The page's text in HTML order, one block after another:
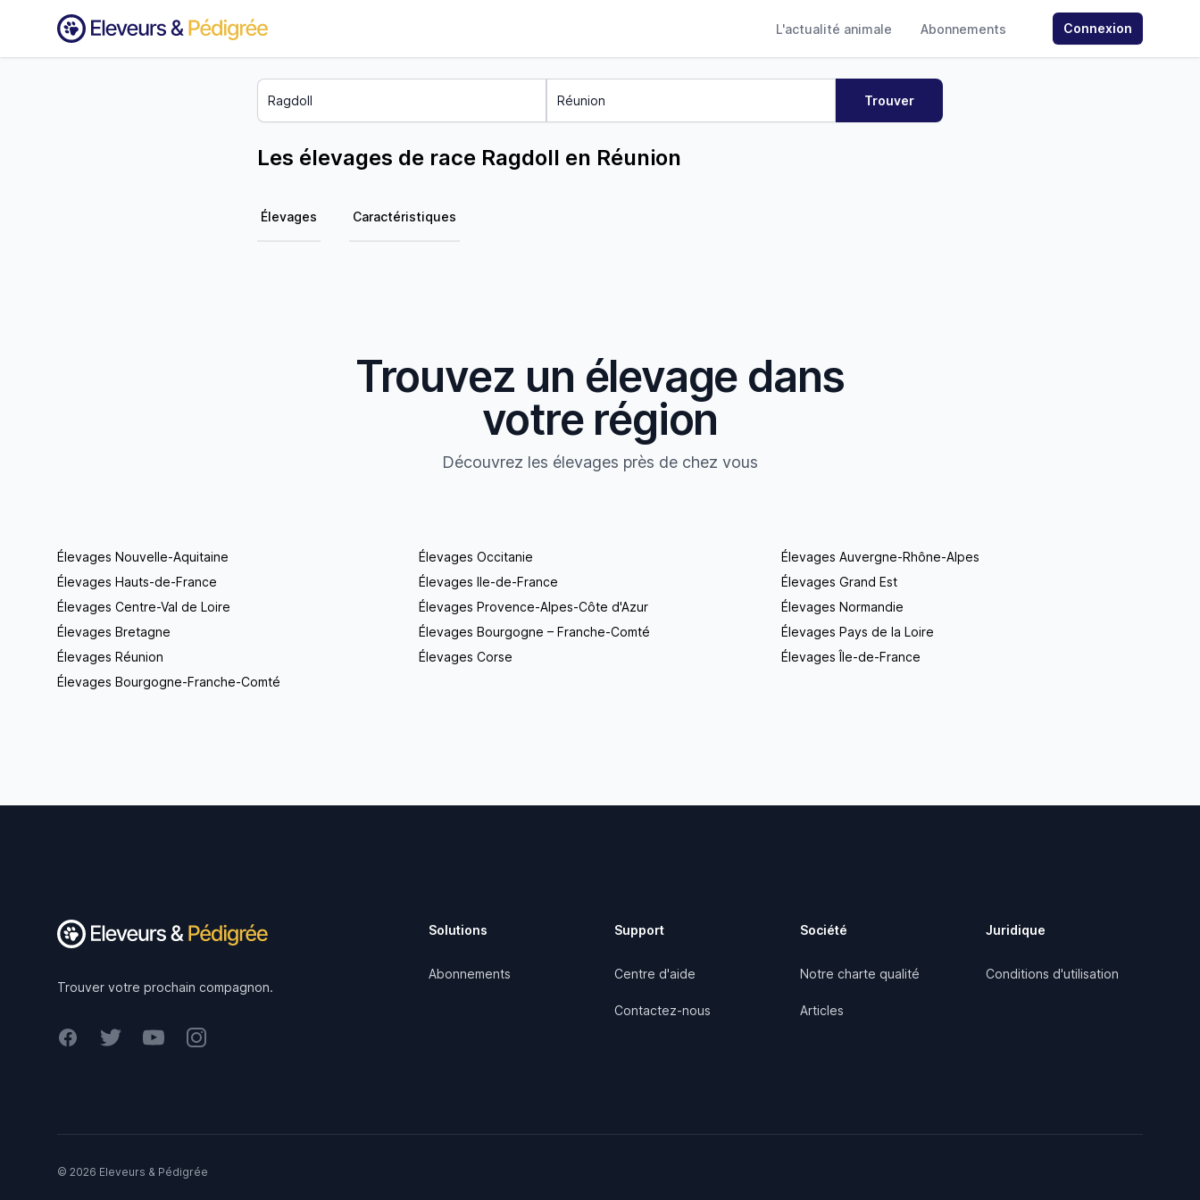
L'actualité animale Abonnements Connexion
Les élevages de race Ragdoll en Réunion
Élevages Caractéristiques
Trouvez un élevage dans
votre région
Découvrez les élevages près de chez vous
Élevages Nouvelle-Aquitaine Élevages Occitanie
Élevages Auvergne-Rhône-Alpes
Élevages Hauts-de-France
Élevages Ile-de-France
Élevages Grand Est
Élevages Centre-Val de Loire
Élevages Provence-Alpes-Côte d'Azur
Élevages Normandie
Élevages Bretagne
Élevages Bourgogne – Franche-Comté
Élevages Pays de la Loire
Élevages Réunion
Élevages Corse
Élevages Île-de-France
Élevages Bourgogne-Franche-Comté
Trouver votre prochain compagnon.
FacebookTwitterYoutubeInstagram
Solutions
Abonnements
Support
Centre d'aide
Contactez-nous
Société
Notre charte qualité
Articles
Juridique
Conditions d'utilisation
© 2026 Eleveurs & Pédigrée